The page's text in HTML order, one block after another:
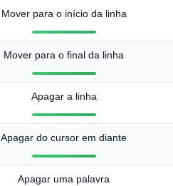
Mover para o início da linha
Mover para o final da linha
Apagar a linha
Apagar do cursor em diante
Apagar uma palavra